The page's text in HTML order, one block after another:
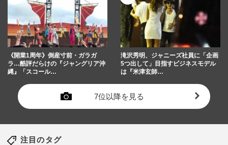
《開業1周年》倒産寸前・ガラガ
ラ…酷評だらけの『ジャングリア沖
縄』「スコール…
滝沢秀明、ジャニーズ社員に「企画
5つ出して」目指すビジネスモデル
は『米津玄師…
7位以降を見る
注目のタグ